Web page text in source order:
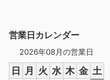
営業日カレンダー
2026年08月の営業日
日 月 火 水 木 金 土